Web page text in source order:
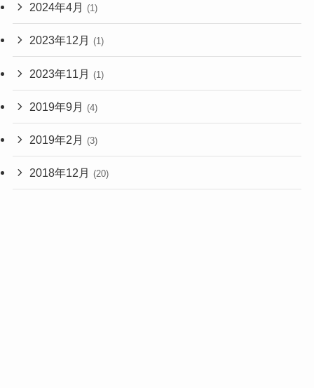
2024年4月 (1)
2023年12月 (1)
2023年11月 (1)
2019年9月 (4)
2019年2月 (3)
2018年12月 (20)